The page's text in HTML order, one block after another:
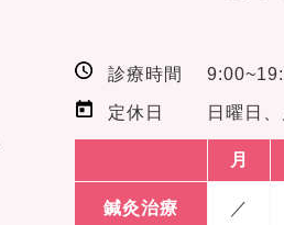
診療時間
定休日 日曜日
月
鍼灸治療 ／